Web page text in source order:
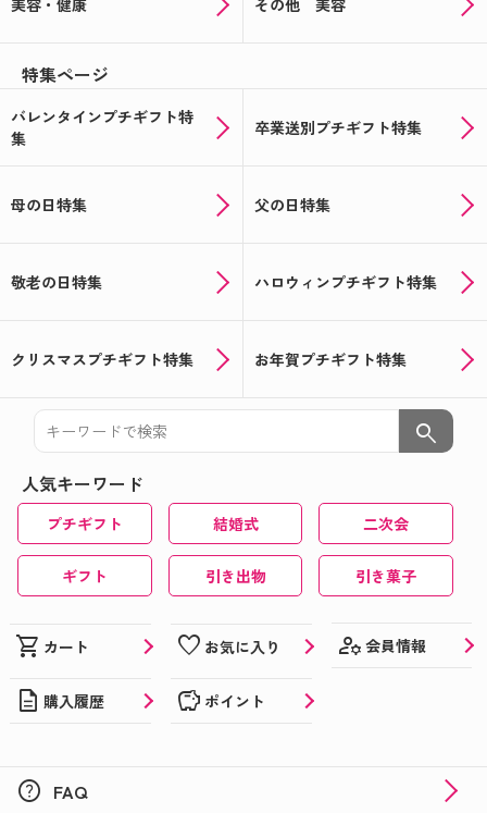
美容・健康 その他 美容
特集ページ
バレンタインプチギフト特
集
卒業送別プチギフト特集
母の日特集 父の日特集
敬老の日特集 ハロウィンプチギフト特集
クリスマスプチギフト特集 お年賀プチギフト特集
search
人気キーワード
プチギフト 結婚式 二次会
ギフト 引き出物 引き菓子
shopping_cart カート favorite お気に入り manage_accounts 会員情報
description 購入履歴 savings ポイント
help FAQ